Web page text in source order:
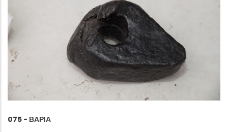
075 - ΒΑΡΙΆ